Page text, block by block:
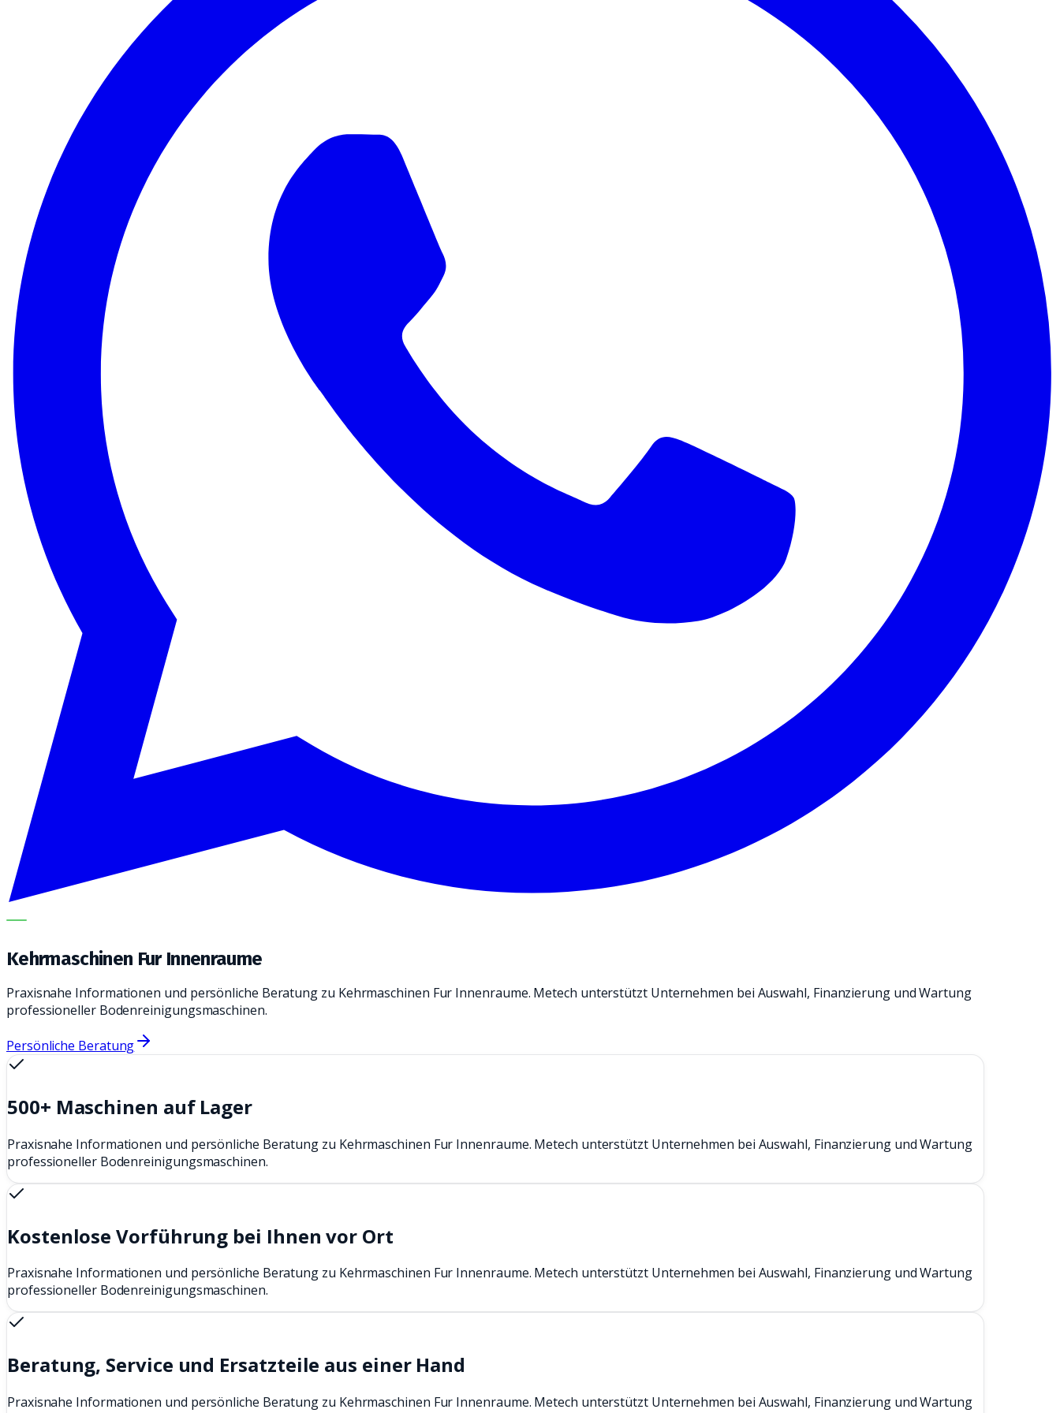
METECH
Kehrmaschinen Fur Innenraume
Praxisnahe Informationen und persönliche Beratung zu Kehrmaschinen Fur Innenraume. Metech unterstützt Unternehmen bei Auswahl, Finanzierung und Wartung
professioneller Bodenreinigungsmaschinen.
Persönliche Beratung
500+ Maschinen auf Lager
Praxisnahe Informationen und persönliche Beratung zu Kehrmaschinen Fur Innenraume. Metech unterstützt Unternehmen bei Auswahl, Finanzierung und Wartung
professioneller Bodenreinigungsmaschinen.
Kostenlose Vorführung bei Ihnen vor Ort
Praxisnahe Informationen und persönliche Beratung zu Kehrmaschinen Fur Innenraume. Metech unterstützt Unternehmen bei Auswahl, Finanzierung und Wartung
professioneller Bodenreinigungsmaschinen.
Beratung, Service und Ersatzteile aus einer Hand
Praxisnahe Informationen und persönliche Beratung zu Kehrmaschinen Fur Innenraume. Metech unterstützt Unternehmen bei Auswahl, Finanzierung und Wartung